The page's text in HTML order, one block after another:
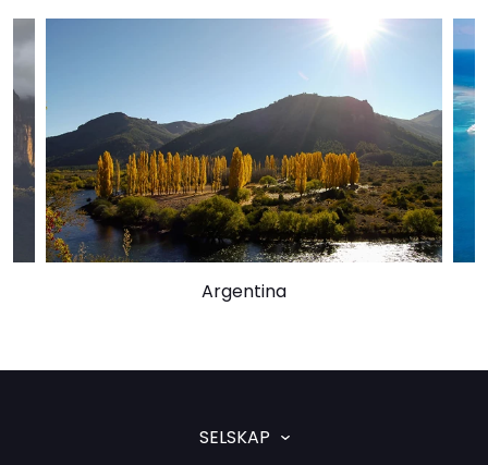
Argentina
SELSKAP